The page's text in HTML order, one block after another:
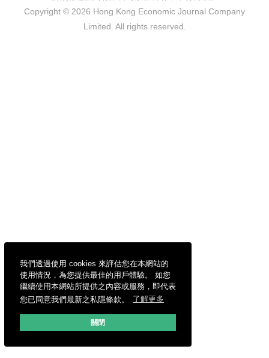
我們透過使用 cookies 來評估您在本網站的
使用情況，為您提供最佳的用戶體驗。 如您
繼續使用本網站所提供之內容或服務，即代表
您已同意我們最新之私隱條款。
了解更多
關閉
Copyright © 2026 Hong Kong Economic Journal Company
Limited. All rights reserved.